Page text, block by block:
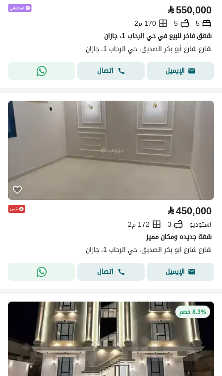
⃁550,000
5
5
170 م2
شقق فاخر للبيع في حي الرحاب 1، جازان
شارع شارع أبو بكر الصديق، حي الرحاب 1، جازان
الإيميل
اتصال
⃁450,000
استوديو 3
172 م2
شقة جديده ومكان مميز
شارع شارع ابو بكر الصديق، حي الرحاب 1، جازان
الإيميل
اتصال
8.3% خصم